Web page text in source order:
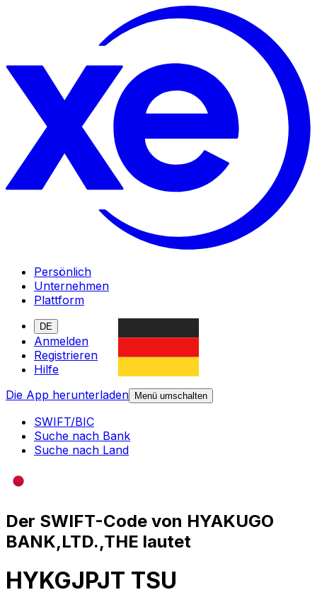
Persönlich
Unternehmen
Plattform
DE
Anmelden
Registrieren
Hilfe
Die App herunterladen
Menü umschalten
SWIFT/BIC
Suche nach Bank
Suche nach Land
Der SWIFT-Code von HYAKUGO
BANK,LTD.,THE lautet
HYKGJPJT TSU